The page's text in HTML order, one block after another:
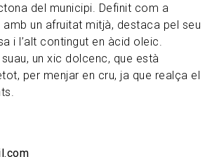
del municipi. Definit com a
amb un afruitat mitjà, destaca pel seu
i l’alt contingut en àcid oleic.
suau, un xic dolcenc, que està
per menjar en cru, ja que realça el